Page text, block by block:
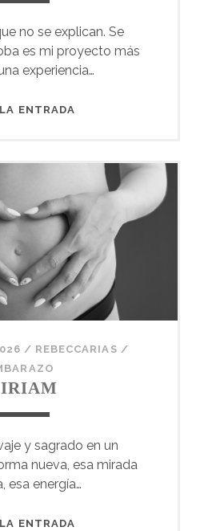
no se explican. Se
es mi proyecto más
experiencia…
ENTRADA
/ REBECCARIAS /
y sagrado en un
nueva, esa mirada
esa energía…
ENTRADA